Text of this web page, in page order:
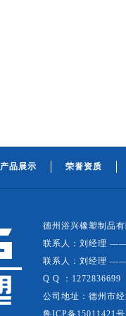
产品展示 荣誉资质
德州浴兴橡塑制品
联系人：刘经理 ——
联系人：刘经理 ——
Q Q ：
公司地址：德州市
鲁ICP备15011421